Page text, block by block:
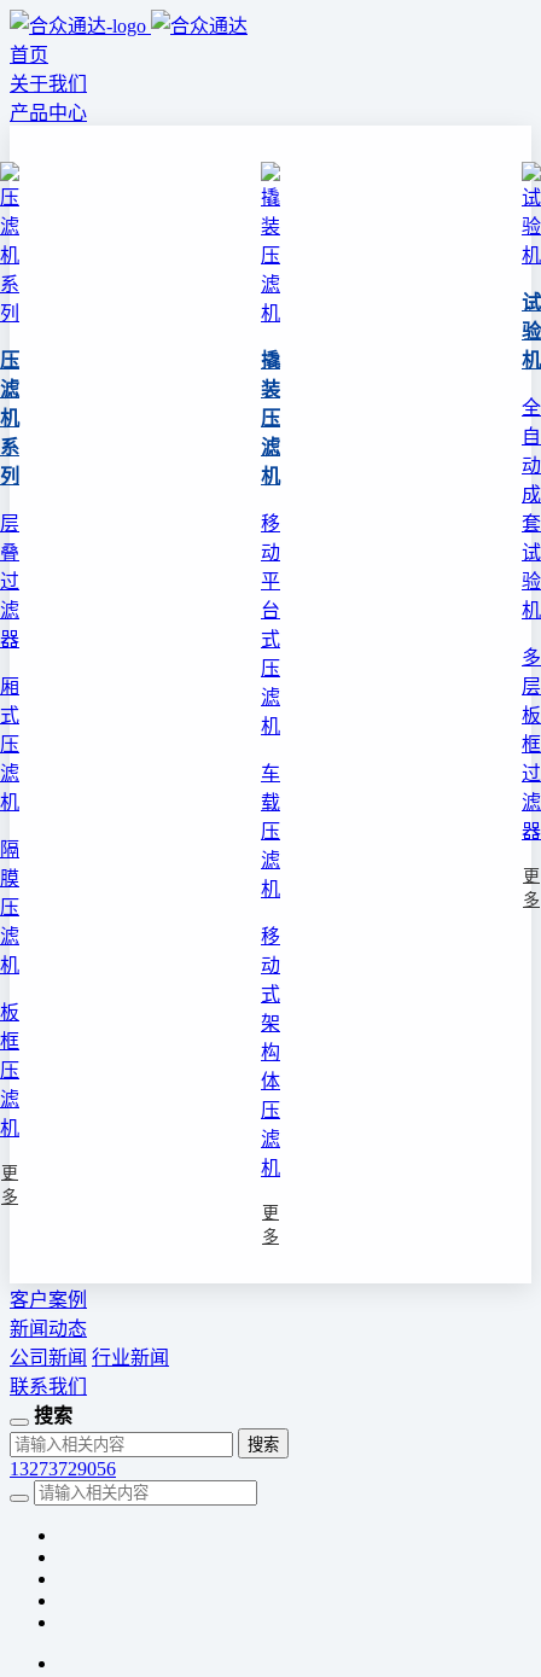
首页
关于我们
产品中心
压
滤
机
系
列
层
叠
过
滤
器
厢
式
压
滤
机
隔
膜
压
滤
机
板
框
压
滤
机
更
多
撬
装
压
滤
机
移
动
平
台
式
压
滤
机
车
载
压
滤
机
移
动
式
架
构
体
压
滤
机
更
多
试
验
机
全
自
动
成
套
试
验
机
多
层
板
框
过
滤
器
更
多
客户案例
新闻动态
公司新闻 行业新闻
联系我们
搜索
13273729056